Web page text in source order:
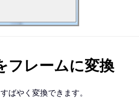
レームに変換
ばやく変換できます。